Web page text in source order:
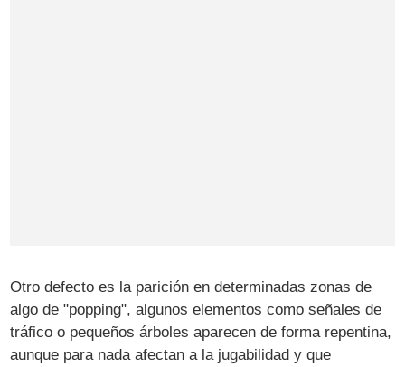
Otro defecto es la parición en determinadas zonas de
algo de "popping", algunos elementos como señales de
tráfico o pequeños árboles aparecen de forma repentina,
aunque para nada afectan a la jugabilidad y que